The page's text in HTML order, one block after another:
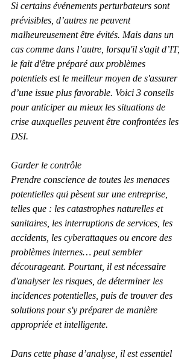
Si certains événements perturbateurs sont
prévisibles, d’autres ne peuvent
malheureusement être évités. Mais dans un
cas comme dans l’autre, lorsqu'il s'agit d’IT,
le fait d'être préparé aux problèmes
potentiels est le meilleur moyen de s'assurer
d’une issue plus favorable. Voici 3 conseils
pour anticiper au mieux les situations de
crise auxquelles peuvent être confrontées les
DSI.
Garder le contrôle
Prendre conscience de toutes les menaces
potentielles qui pèsent sur une entreprise,
telles que : les catastrophes naturelles et
sanitaires, les interruptions de services, les
accidents, les cyberattaques ou encore des
problèmes internes… peut sembler
décourageant. Pourtant, il est nécessaire
d'analyser les risques, de déterminer les
incidences potentielles, puis de trouver des
solutions pour s'y préparer de manière
appropriée et intelligente.
Dans cette phase d’analyse, il est essentiel